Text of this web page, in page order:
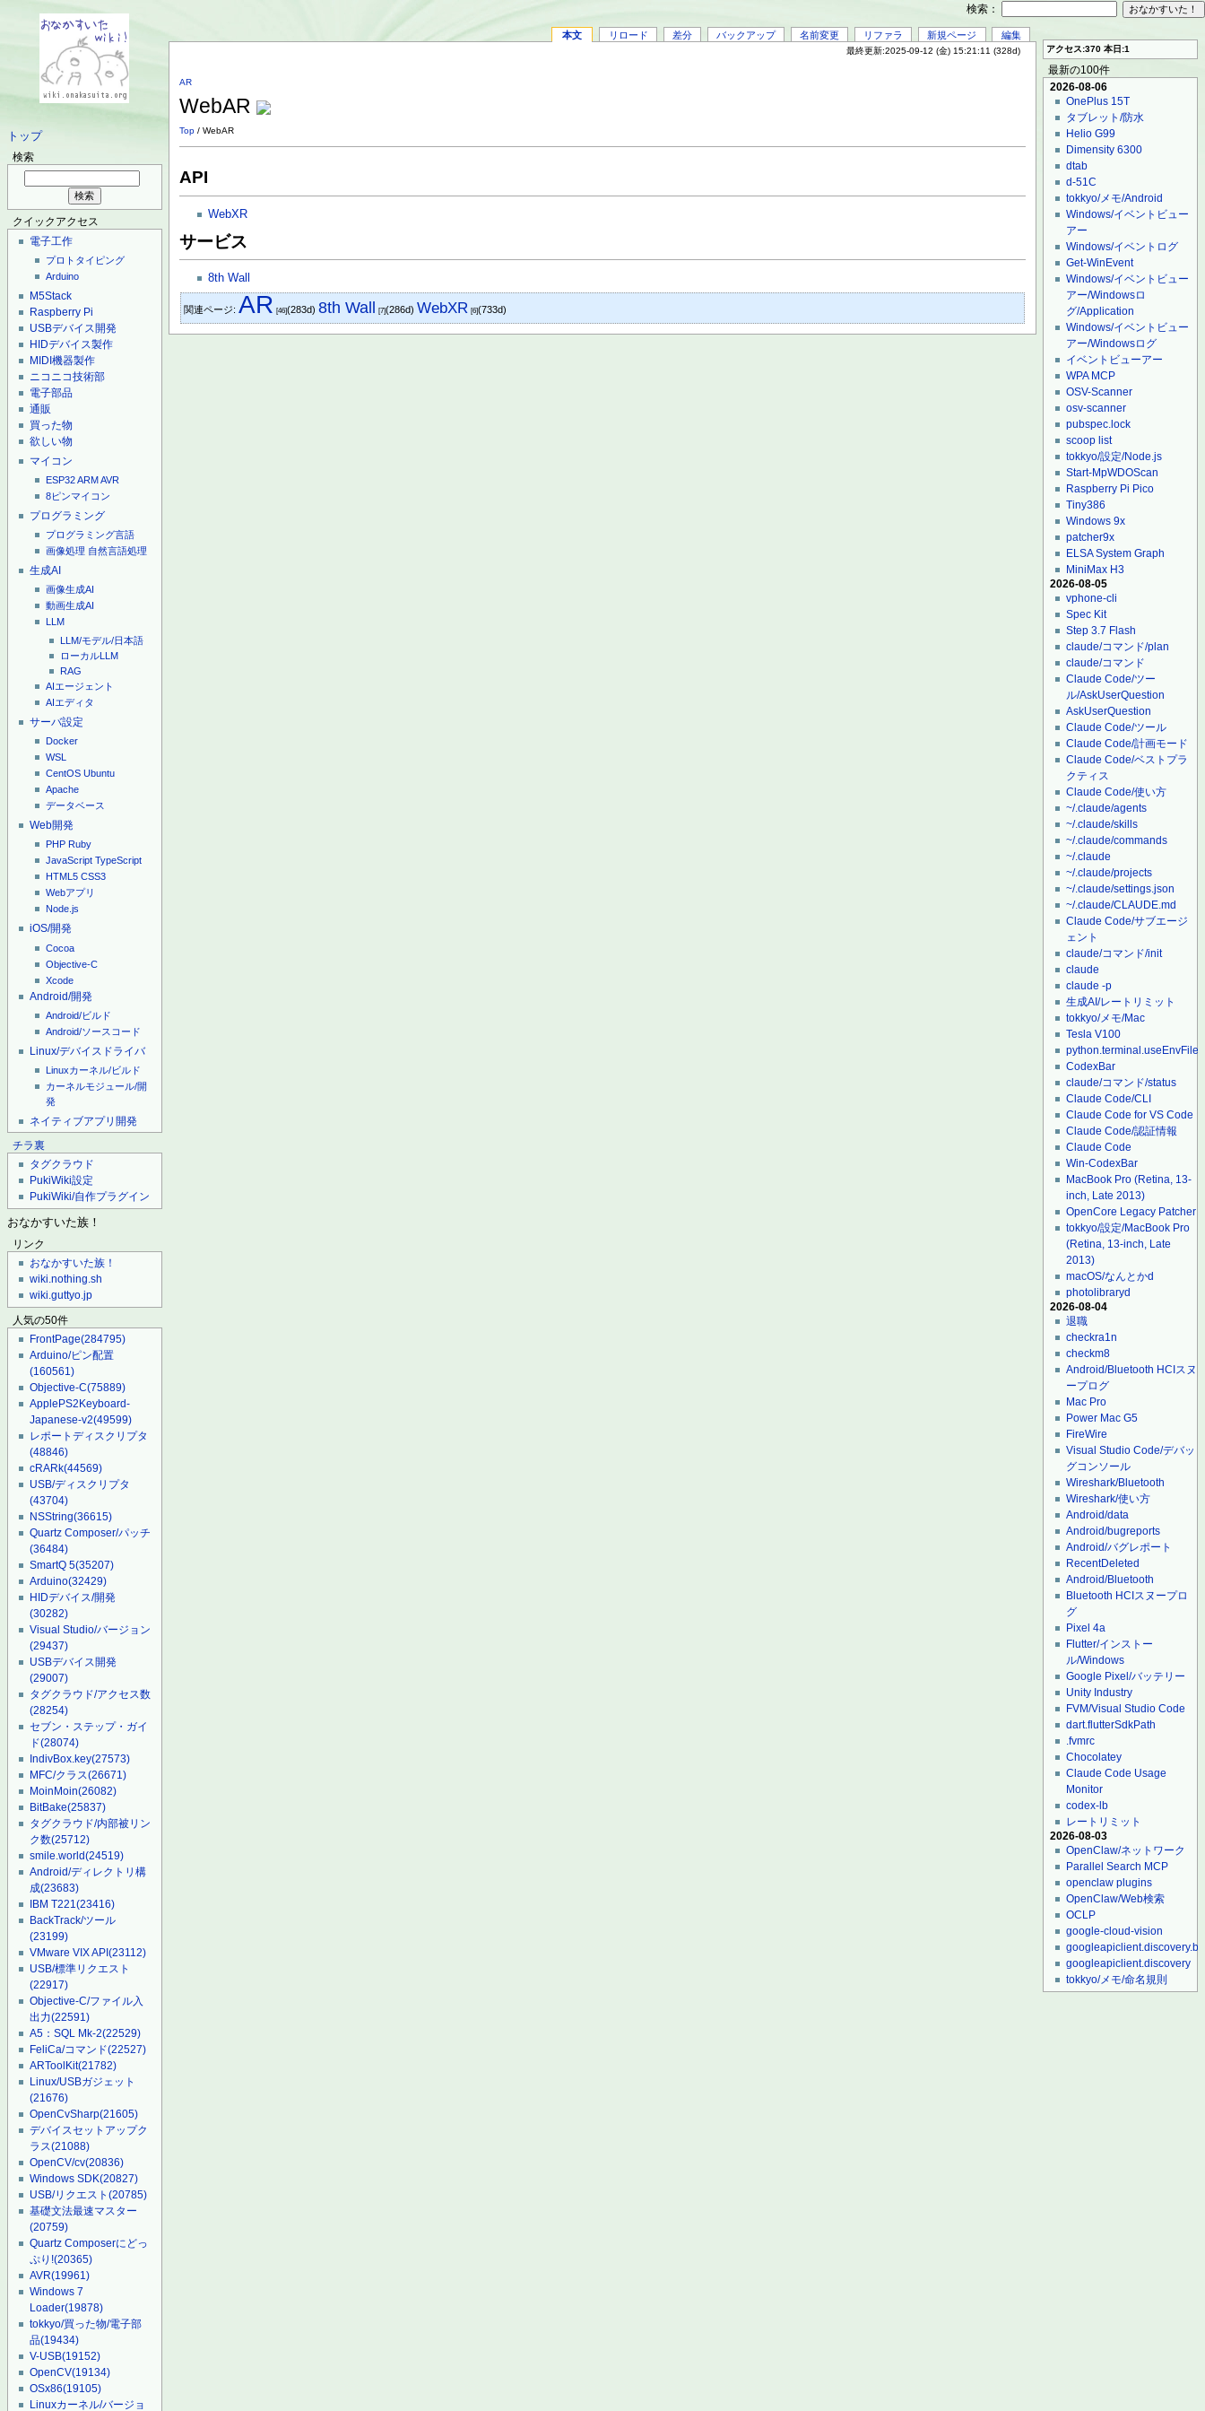
トップ
検索
クイックアクセス
電子工作
プロトタイピング
Arduino
M5Stack
Raspberry Pi
USBデバイス開発
HIDデバイス製作
MIDI機器製作
ニコニコ技術部
電子部品
通販
買った物
欲しい物
マイコン
ESP32ARMAVR
8ピンマイコン
プログラミング
プログラミング言語
画像処理 自然言語処理
生成AI
画像生成AI
動画生成AI
LLM
LLM/モデル/日本語
ローカルLLM
RAG
AIエージェント
AIエディタ
サーバ設定
Docker
WSL
CentOS Ubuntu
Apache
データベース
Web開発
PHP Ruby
JavaScript TypeScript
HTML5 CSS3
Webアプリ
Node.js
iOS/開発
Cocoa
Objective-C
Xcode
Android/開発
Android/ビルド
Android/ソースコード
Linux/デバイスドライバ
Linuxカーネル/ビルド
カーネルモジュール/開
発
ネイティブアプリ開発
チラ裏
タグクラウド
PukiWiki設定
PukiWiki/自作プラグイン
おなかすいた族！
リンク
おなかすいた族！
wiki.nothing.sh
wiki.guttyo.jp
人気の50件
FrontPage(284795)
Arduino/ピン配置
(160561)
Objective-C(75889)
ApplePS2Keyboard-
Japanese-v2(49599)
レポートディスクリプタ
(48846)
cRARk(44569)
USB/ディスクリプタ
(43704)
NSString(36615)
Quartz Composer/パッチ
(36484)
SmartQ 5(35207)
Arduino(32429)
HIDデバイス/開発
(30282)
Visual Studio/バージョン
(29437)
USBデバイス開発
(29007)
タグクラウド/アクセス数
(28254)
セブン・ステップ・ガイ
ド(28074)
IndivBox.key(27573)
MFC/クラス(26671)
MoinMoin(26082)
BitBake(25837)
タグクラウド/内部被リン
ク数(25712)
smile.world(24519)
Android/ディレクトリ構
成(23683)
IBM T221(23416)
BackTrack/ツール
(23199)
VMware VIX API(23112)
USB/標準リクエスト
(22917)
Objective-C/ファイル入
出力(22591)
A5：SQL Mk-2(22529)
FeliCa/コマンド(22527)
ARToolKit(21782)
Linux/USBガジェット
(21676)
OpenCvSharp(21605)
デバイスセットアップク
ラス(21088)
OpenCV/cv(20836)
Windows SDK(20827)
USB/リクエスト(20785)
基礎文法最速マスター
(20759)
Quartz Composerにどっ
ぷり!(20365)
AVR(19961)
Windows 7
Loader(19878)
tokkyo/買った物/電子部
品(19434)
V-USB(19152)
OpenCV(19134)
OSx86(19105)
Linuxカーネル/バージョ
本文 リロード 差分 バックアップ 名前変更 リファラ 新規ページ 編集
最終更新:2025-09-12 (金) 15:21:11 (328d)
AR
WebAR
Top / WebAR
API
WebXR
サービス
8th Wall
関連ページ:AR [46](283d)8th Wall [7](286d) WebXR [6](733d)
アクセス:370 本日:1
最新の100件
2026-08-06
OnePlus 15T
タブレット/防水
Helio G99
Dimensity 6300
dtab
d-51C
tokkyo/メモ/Android
Windows/イベントビュー
アー
Windows/イベントログ
Get-WinEvent
Windows/イベントビュー
アー/Windowsロ
グ/Application
Windows/イベントビュー
アー/Windowsログ
イベントビューアー
WPA MCP
OSV-Scanner
osv-scanner
pubspec.lock
scoop list
tokkyo/設定/Node.js
Start-MpWDOScan
Raspberry Pi Pico
Tiny386
Windows 9x
patcher9x
ELSA System Graph
MiniMax H3
2026-08-05
vphone-cli
Spec Kit
Step 3.7 Flash
claude/コマンド/plan
claude/コマンド
Claude Code/ツー
ル/AskUserQuestion
AskUserQuestion
Claude Code/ツール
Claude Code/計画モード
Claude Code/ベストプラ
クティス
Claude Code/使い方
~/.claude/agents
~/.claude/skills
~/.claude/commands
~/.claude
~/.claude/projects
~/.claude/settings.json
~/.claude/CLAUDE.md
Claude Code/サブエージ
ェント
claude/コマンド/init
claude
claude -p
生成AI/レートリミット
tokkyo/メモ/Mac
Tesla V100
python.terminal.useEnvFile
CodexBar
claude/コマンド/status
Claude Code/CLI
Claude Code for VS Code
Claude Code/認証情報
Claude Code
Win-CodexBar
MacBook Pro (Retina, 13-
inch, Late 2013)
OpenCore Legacy Patcher
tokkyo/設定/MacBook Pro
(Retina, 13-inch, Late
2013)
macOS/なんとかd
photolibraryd
2026-08-04
退職
checkra1n
checkm8
Android/Bluetooth HCIスヌ
ープログ
Mac Pro
Power Mac G5
FireWire
Visual Studio Code/デバッ
グコンソール
Wireshark/Bluetooth
Wireshark/使い方
Android/data
Android/bugreports
Android/バグレポート
RecentDeleted
Android/Bluetooth
Bluetooth HCIスヌープロ
グ
Pixel 4a
Flutter/インストー
ル/Windows
Google Pixel/バッテリー
Unity Industry
FVM/Visual Studio Code
dart.flutterSdkPath
.fvmrc
Chocolatey
Claude Code Usage
Monitor
codex-lb
レートリミット
2026-08-03
OpenClaw/ネットワーク
Parallel Search MCP
openclaw plugins
OpenClaw/Web検索
OCLP
google-cloud-vision
googleapiclient.discovery
tokkyo/メモ/命名規則
検索：